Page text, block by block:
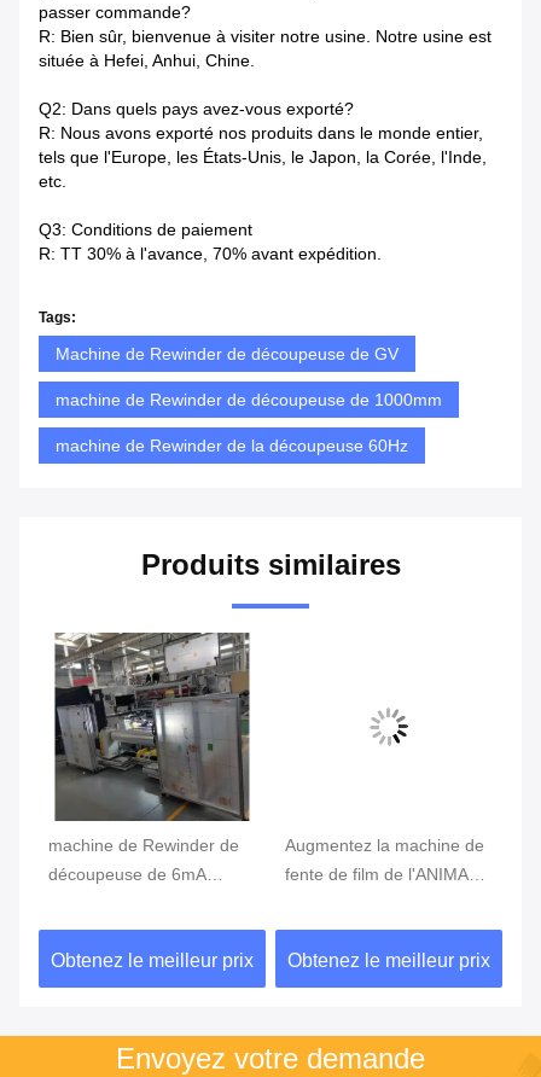
passer commande?
R: Bien sûr, bienvenue à visiter notre usine. Notre usine est
située à Hefei, Anhui, Chine.
Q2: Dans quels pays avez-vous exporté?
R: Nous avons exporté nos produits dans le monde entier,
tels que l'Europe, les États-Unis, le Japon, la Corée, l'Inde,
etc.
Q3: Conditions de paiement
R: TT 30% à l'avance, 70% avant expédition.
Tags:
Machine de Rewinder de découpeuse de GV
machine de Rewinder de découpeuse de 1000mm
machine de Rewinder de la découpeuse 60Hz
Produits similaires
machine de Rewinder de
découpeuse de 6mA
machine de rebobinage de
feuille de plastique
Obtenez le meilleur prix
Augmentez la machine de
fente de film de l'ANIMAL
rouleau
Obtenez le meilleur prix
Envoyez votre demande